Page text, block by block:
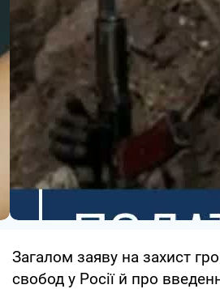
Загалом заяву на захист
свобод у Росії й про